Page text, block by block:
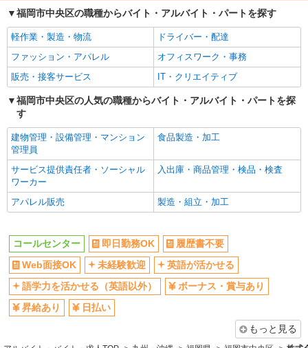
交通費支給
社会保険あり
社員登用あり
福岡市中央区の職種からバイト・アルバイト・パートを探す
軽作業・製造・物流
ドライバー・配達
ファッション・アパレル
オフィスワーク・事務
販売・接客サービス
IT・クリエイティブ
福岡市中央区の人気の職種からバイト・アルバイト・パートを探
す
建物管理・設備管理・マンション
管理員
食品製造・加工
サービス提供責任者・ソーシャル
ワーカー
入出庫・商品管理・検品・検査
アパレル販売 製造・組立・加工
コールセンター 即日勤務OK
履歴書不要
Web面接OK
未経験歓迎
英語が活かせる
語学力を活かせる（英語以外）
ボーナス・賞与あり
昇給あり
日払い
もっと見る